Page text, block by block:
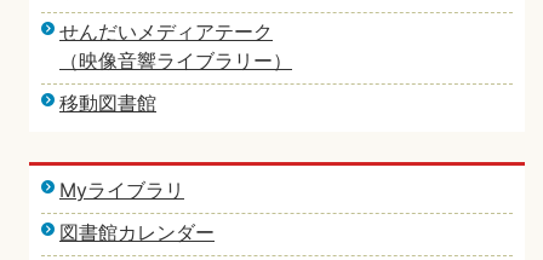
せんだいメディアテーク
（映像音響ライブラリー）
移動図書館
Myライブラリ
図書館カレンダー